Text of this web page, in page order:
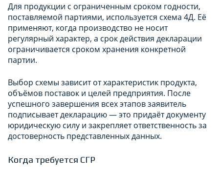
Для продукции с ограниченным сроком годности,
поставляемой партиями, используется схема 4Д. Её
применяют, когда производство не носит
регулярный характер, а срок действия декларации
ограничивается сроком хранения конкретной
партии.
Выбор схемы зависит от характеристик продукта,
объёмов поставок и целей предприятия. После
успешного завершения всех этапов заявитель
подписывает декларацию — это придаёт документу
юридическую силу и закрепляет ответственность за
достоверность представленных данных.
Когда требуется СГР